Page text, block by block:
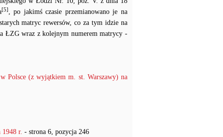
[5] , po jakimś czasie przemianowano je na
matryc rewersów, co za tym idzie na
ŁZG wraz z kolejnym numerem matrycy -
Polsce (z wyjątkiem m. st. Warszawy) na
1948 r. - strona 6, pozycja 246